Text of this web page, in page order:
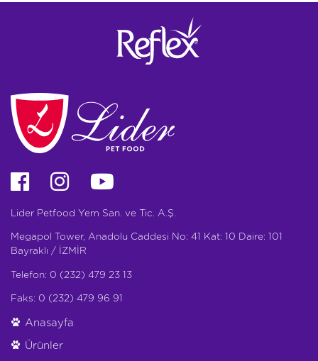
Lider Petfood Yem San. ve Tic. A.Ş.
Megapol Tower, Anadolu Caddesi No: 41 Kat: 10 Daire: 101
Bayraklı / İZMİR
Telefon: 0 (232) 479 23 13
Faks: 0 (232) 479 96 91
Anasayfa
Ürünler